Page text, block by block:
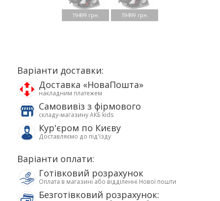
19499 грн. 19499 грн.
Варіанти доставки:
Доставка «НоваПошта»
накладним платежем
Самовивіз з фірмового
складу-магазину АКБ kids
Кур'єром по Києву
Доставляємо до під'їзду
Варіанти оплати:
Готівковий розрахунок
Оплата в магазині або відділенні Нової пошти
Безготівковий розрахунок: